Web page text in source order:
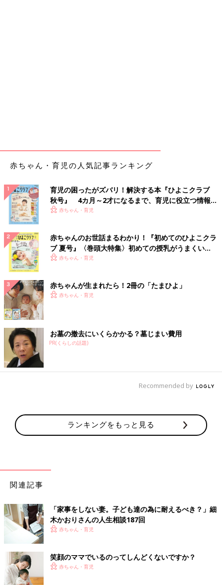
らも息つく暇もないんですよ～。○○さんは帰ったらごはんとあた
たかいお風呂が待っていて良いですよね～♪」って言ってやりま
した（笑）
白い目に 耐えて毎日 定時帰り
定時ぴったりで帰らないとお迎えに間に合わないので、チャイム
帰るときは申し訳ない気持ちでいっぱいですが、割り切っていま
す…。
子育ても大事にしたいけど「忙しくてなかなか子どもをかまって
あげられない」と悩んでいるママも多いようです。仕事や家事で
ママの大きなエネルギー源になっています。
『猫飼いたい』 あなたの世話で いっぱいです
毎朝毎晩バタバタしすぎて、ゆったりな日常に憧れます。
おいしいよ 娘の言葉で やる気出す
嫌になる夕飯づくり。 3歳の娘に励ましてもらってがんばってい
ます。（笑）
悲喜こもごもな作品に“あの人”も共感！
テレビや雑誌などマルチに活躍しながら、私生活では1児のママ
でもある犬山紙子さん。「サラリーマン川柳も基本は悲哀に満ち
赤ちゃん・育児の人気記事ランキング
育児の困ったがズバリ！解決する本『ひよこクラブ
秋号』 4カ月～2才になるまで、育児に役立つ情報が
いっぱい！
赤ちゃん・育児
赤ちゃんのお世話まるわかり！『初めてのひよこクラ
ブ 夏号』〈巻頭大特集〉初めての授乳がうまくい
く！ おっぱい・ミルクの基本と夏のトラブル 解決テ
赤ちゃん・育児
赤ちゃんが生まれたら！2冊の「たまひよ」
赤ちゃん・育児
お墓の撤去にいくらかかる？墓じまい費用
PR(くらしの話題)
Recommended by
ランキングをもっと見る
関連記事
「家事をしない妻。子ども達の為に耐えるべき？」細
木かおりさんの人生相談187回
赤ちゃん・育児
笑顔のママでいるのってしんどくないですか？
赤ちゃん・育児